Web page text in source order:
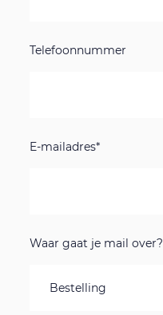
Telefoonnummer
E-mailadres*
Waar gaat je mail over?